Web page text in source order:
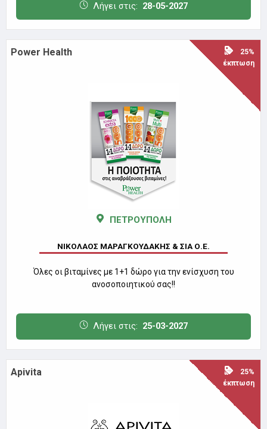
Λήγει στις: 28-05-2027
Power Health
25%
έκπτωση
ΠΕΤΡΟΥΠΟΛΗ
ΝΙΚΟΛΑΟΣ ΜΑΡΑΓΚΟΥΔΑΚΗΣ & ΣΙΑ Ο.Ε.
Όλες οι βιταμίνες με 1+1 δώρο για την ενίσχυση του
ανοσοποιητικού σας!!
Λήγει στις: 25-03-2027
Apivita
25%
έκπτωση